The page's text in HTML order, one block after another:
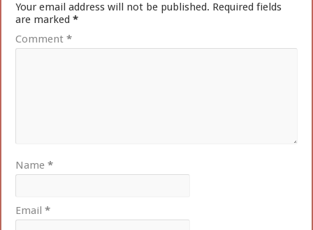
Your email address will not be published. Required fields
are marked*
Comment*
Name*
Email*